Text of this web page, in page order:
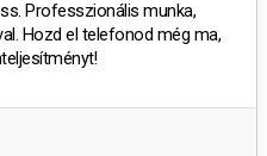
Professzionális munka,
Hozd el telefonod még ma,